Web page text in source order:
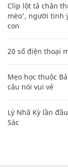
Clip lột tả chân
mèo', người tinh
con
20 số điện thoại
Mẹo học thuộc
câu nói vui vẻ
Lý Nhã Kỳ lần
Sác